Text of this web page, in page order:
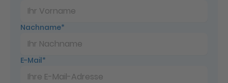
Nachname
E-Mail